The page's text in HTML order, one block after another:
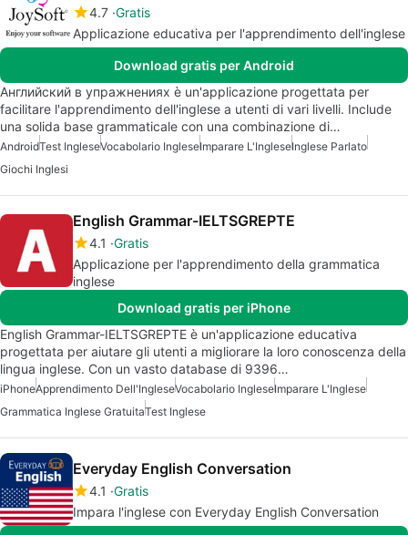
4.7 Gratis
Applicazione educativa per l'apprendimento dell'inglese
Download gratis per Android
Английский в упражнениях è un'applicazione progettata per
facilitare l'apprendimento dell'inglese a utenti di vari livelli. Include
una solida base grammaticale con una combinazione di…
AndroidTest IngleseVocabolario IngleseImparare L'IngleseInglese Parlato
Giochi Inglesi
English Grammar-IELTSGREPTE
4.1 Gratis
Applicazione per l'apprendimento della grammatica
inglese
Download gratis per iPhone
English Grammar-IELTSGREPTE è un'applicazione educativa
progettata per aiutare gli utenti a migliorare la loro conoscenza della
lingua inglese. Con un vasto database di 9396…
iPhoneApprendimento Dell'IngleseVocabolario IngleseImparare L'Inglese
Grammatica Inglese GratuitaTest Inglese
Everyday English Conversation
4.1 Gratis
Impara l'inglese con Everyday English Conversation